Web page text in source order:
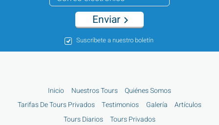
Suscríbete a nuestro boletín
Enviar
Inicio Nuestros Tours
Quiénes Somos
Tarifas De Tours Privados
Testimonios Galería
Artículos
Tours Diarios
Tours Privados